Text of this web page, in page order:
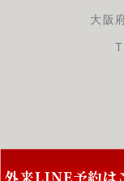
大阪